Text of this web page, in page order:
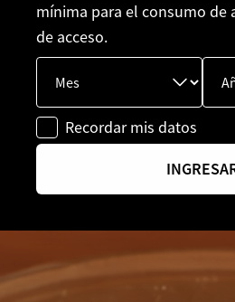
mínima para el consumo de
de acceso.
Recordar mis datos